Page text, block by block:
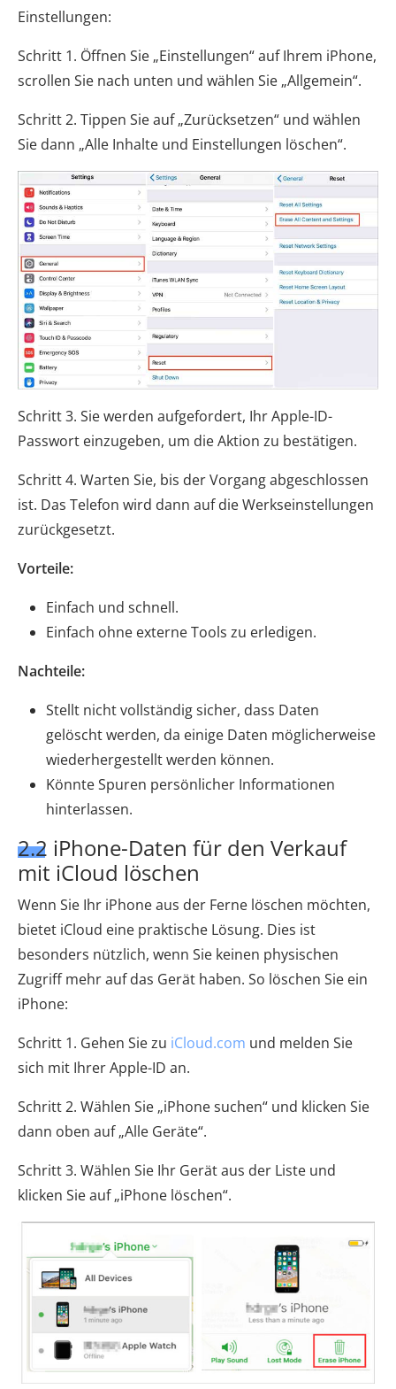
Einstellungen:
Schritt 1. Öffnen Sie „Einstellungen“ auf Ihrem iPhone,
scrollen Sie nach unten und wählen Sie „Allgemein“.
Schritt 2. Tippen Sie auf „Zurücksetzen“ und wählen
Sie dann „Alle Inhalte und Einstellungen löschen“.
Schritt 3. Sie werden aufgefordert, Ihr Apple-ID-
Passwort einzugeben, um die Aktion zu bestätigen.
Schritt 4. Warten Sie, bis der Vorgang abgeschlossen
ist. Das Telefon wird dann auf die Werkseinstellungen
zurückgesetzt.
Vorteile:
Einfach und schnell.
Einfach ohne externe Tools zu erledigen.
Nachteile:
Stellt nicht vollständig sicher, dass Daten
gelöscht werden, da einige Daten möglicherweise
wiederhergestellt werden können.
Könnte Spuren persönlicher Informationen
hinterlassen.
2.2 iPhone-Daten für den Verkauf
mit iCloud löschen
Wenn Sie Ihr iPhone aus der Ferne löschen möchten,
bietet iCloud eine praktische Lösung. Dies ist
besonders nützlich, wenn Sie keinen physischen
Zugriff mehr auf das Gerät haben. So löschen Sie ein
iPhone:
Schritt 1. Gehen Sie zu iCloud.com und melden Sie
sich mit Ihrer Apple-ID an.
Schritt 2. Wählen Sie „iPhone suchen“ und klicken Sie
dann oben auf „Alle Geräte“.
Schritt 3. Wählen Sie Ihr Gerät aus der Liste und
klicken Sie auf „iPhone löschen“.